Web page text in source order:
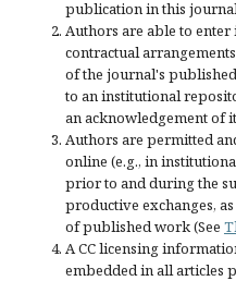
publication in this
Authors are able to
contractual
of the journal's
to an institutional
an acknowledgement of
Authors are permitted
online (e.g., in
prior to and during the
productive exchanges,
of published work (See
A CC licensing
embedded in all articles